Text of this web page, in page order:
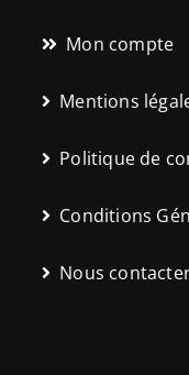
Mon compte
Mentions
Politique de
Conditions
Nous